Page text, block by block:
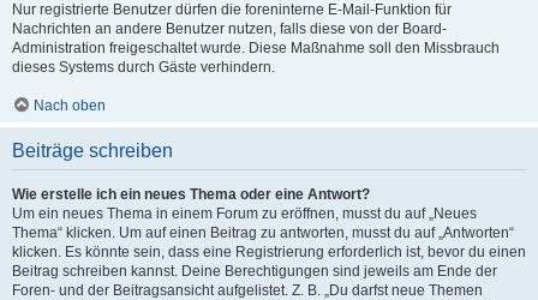
Nur registrierte Benutzer dürfen die foreninterne E-Mail-Funktion für
Nachrichten an andere Benutzer nutzen, falls diese von der Board-
Administration freigeschaltet wurde. Diese Maßnahme soll den Missbrauch
dieses Systems durch Gäste verhindern.
Nach oben
Beiträge schreiben
Wie erstelle ich ein neues Thema oder eine Antwort?
Um ein neues Thema in einem Forum zu eröffnen, musst du auf „Neues
Thema“ klicken. Um auf einen Beitrag zu antworten, musst du auf „Antworten“
klicken. Es könnte sein, dass eine Registrierung erforderlich ist, bevor du einen
Beitrag schreiben kannst. Deine Berechtigungen sind jeweils am Ende der
Foren- und der Beitragsansicht aufgelistet. Z. B. „Du darfst neue Themen